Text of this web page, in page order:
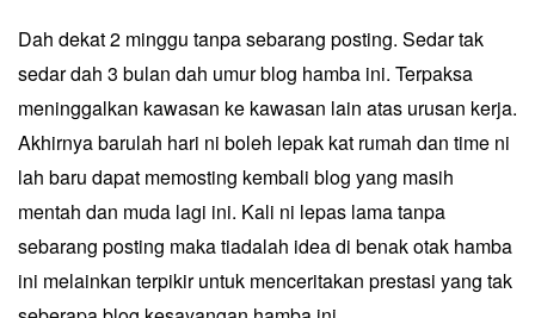
Dah dekat 2 minggu tanpa sebarang posting. Sedar tak
sedar dah 3 bulan dah umur blog hamba ini. Terpaksa
meninggalkan kawasan ke kawasan lain atas urusan kerja.
Akhirnya barulah hari ni boleh lepak kat rumah dan time ni
lah baru dapat memosting kembali blog yang masih
mentah dan muda lagi ini. Kali ni lepas lama tanpa
sebarang posting maka tiadalah idea di benak otak hamba
ini melainkan terpikir untuk menceritakan prestasi yang tak